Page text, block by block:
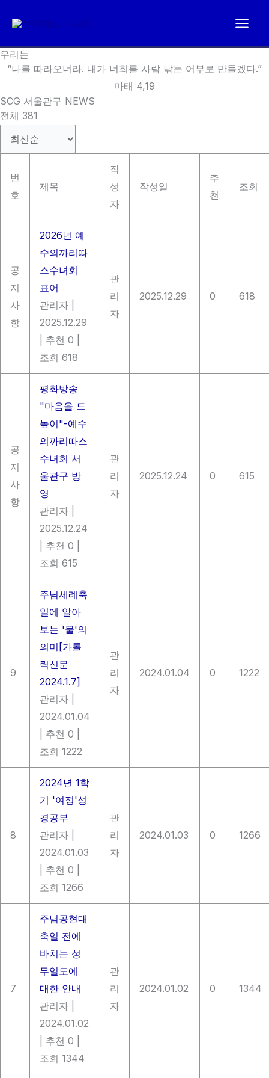
로
너
뛰
우리는
“나를 따라오너라. 내가 너희를 사람 낚는 어부로 만들겠다.”
마태 4,19
SCG 서울관구 NEWS
전체 381
번
호
제목
작
성
자
작성일
추
천
조회
공
지
사
항
2026년 예
수의까리따
스수녀회
표어
관리자
2025.12.29
추천 0
조회 618
관
리
자
2025.12.29 0 618
공
지
사
항
평화방송
"마음을 드
높이"-예수
의까리따스
수녀회 서
울관구 방
영
관리자
2025.12.24
추천 0
조회 615
관
리
자
2025.12.24 0 615
9
주님세례축
일에 알아
보는 '물'의
의미[가톨
릭신문
2024.1.7]
관리자
2024.01.04
추천 0
조회 1222
관
리
자
2024.01.04 0 1222
8
2024년 1학
기 '여정'성
경공부
관리자
2024.01.03
추천 0
조회 1266
관
리
자
2024.01.03 0 1266
7
주님공현대
축일 전에
바치는 성
무일도에
대한 안내
관리자
2024.01.02
추천 0
조회 1344
관
리
자
2024.01.02 0 1344